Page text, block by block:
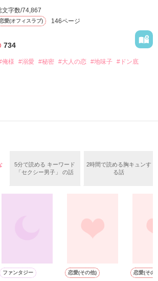
ら同居することになり……。
る二人の物語です。
方が楽しんで頂けると思います。
の甘い誘惑　（身代わり婚）
キミを奪う
12/22　完
少し内容を修正しています。そこから読
す。
トで夫婦になりました
手を伸ばした
文字数/74,867
愛(オフィスラブ) 146ページ
734
俺様 #溺愛 #秘密 #大人の恋 #地味子 #ドン底
サ女。ちょっとした秘密アリ。
がさ・・・見えんだよ。時々。そこが俺に
、直感だけど俺を信じろ。」
5分で読める キーワード
「セクシー男子」 の話
2時間で読める胸キュンす
る話
ファンタジー 恋愛(その他) 恋愛(その